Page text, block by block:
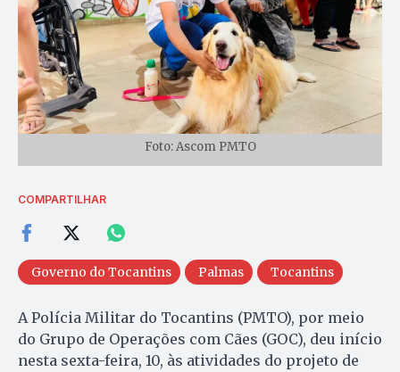
Foto: Ascom PMTO
COMPARTILHAR
Governo do Tocantins Palmas Tocantins
A Polícia Militar do Tocantins (PMTO), por meio
do Grupo de Operações com Cães (GOC), deu início
nesta sexta-feira, 10, às atividades do projeto de